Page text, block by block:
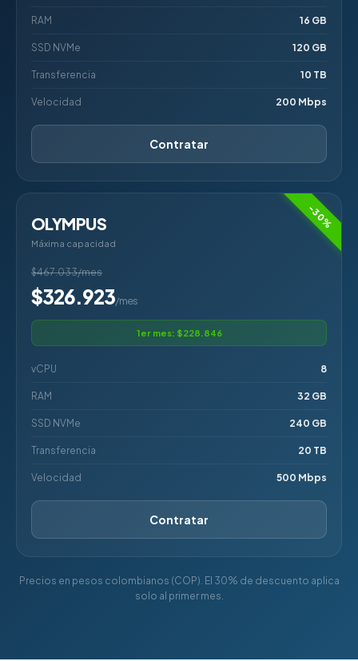
RAM 16 GB
SSD NVMe 120 GB
Transferencia 10 TB
Velocidad 200 Mbps
Contratar
-30%
OLYMPUS
Máxima capacidad
$467.033/mes
$326.923/mes
1er mes: $228.846
vCPU 8
RAM 32 GB
SSD NVMe 240 GB
Transferencia 20 TB
Velocidad 500 Mbps
Contratar
Precios en pesos colombianos (COP). El 30% de descuento aplica
solo al primer mes.